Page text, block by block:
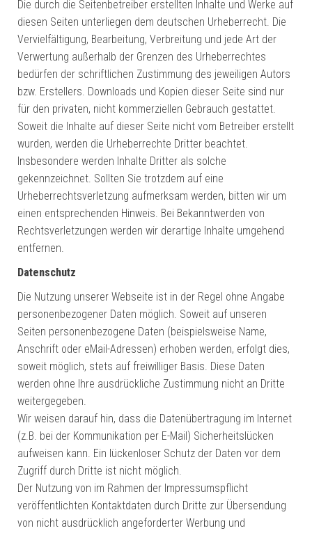
Die durch die Seitenbetreiber erstellten Inhalte und Werke auf
diesen Seiten unterliegen dem deutschen Urheberrecht. Die
Vervielfältigung, Bearbeitung, Verbreitung und jede Art der
Verwertung außerhalb der Grenzen des Urheberrechtes
bedürfen der schriftlichen Zustimmung des jeweiligen Autors
bzw. Erstellers. Downloads und Kopien dieser Seite sind nur
für den privaten, nicht kommerziellen Gebrauch gestattet.
Soweit die Inhalte auf dieser Seite nicht vom Betreiber erstellt
wurden, werden die Urheberrechte Dritter beachtet.
Insbesondere werden Inhalte Dritter als solche
gekennzeichnet. Sollten Sie trotzdem auf eine
Urheberrechtsverletzung aufmerksam werden, bitten wir um
einen entsprechenden Hinweis. Bei Bekanntwerden von
Rechtsverletzungen werden wir derartige Inhalte umgehend
entfernen.
Datenschutz
Die Nutzung unserer Webseite ist in der Regel ohne Angabe
personenbezogener Daten möglich. Soweit auf unseren
Seiten personenbezogene Daten (beispielsweise Name,
Anschrift oder eMail-Adressen) erhoben werden, erfolgt dies,
soweit möglich, stets auf freiwilliger Basis. Diese Daten
werden ohne Ihre ausdrückliche Zustimmung nicht an Dritte
weitergegeben.
Wir weisen darauf hin, dass die Datenübertragung im Internet
(z.B. bei der Kommunikation per E-Mail) Sicherheitslücken
aufweisen kann. Ein lückenloser Schutz der Daten vor dem
Zugriff durch Dritte ist nicht möglich.
Der Nutzung von im Rahmen der Impressumspflicht
veröffentlichten Kontaktdaten durch Dritte zur Übersendung
von nicht ausdrücklich angeforderter Werbung und